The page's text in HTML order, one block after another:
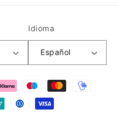
Idioma
Español